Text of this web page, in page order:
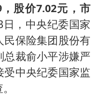
，股价7.02元，市
日，中央纪委国家
民保险集团股份有
裁俞小平涉嫌严
中央纪委国家监